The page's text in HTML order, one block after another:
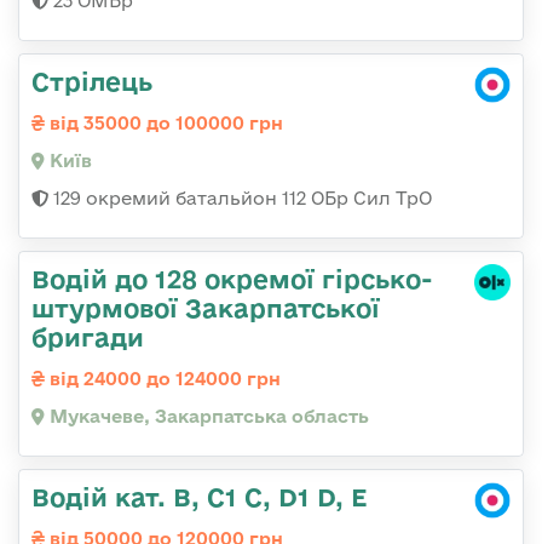
Стрілець
від 35000 до 100000 грн
Київ
129 окремий батальйон 112 ОБр Сил ТрО
Водій до 128 окремої гірсько-
штурмової Закарпатської
бригади
від 24000 до 124000 грн
Мукачеве, Закарпатська область
Водій кат. В, С1 С, D1 D, E
від 50000 до 120000 грн